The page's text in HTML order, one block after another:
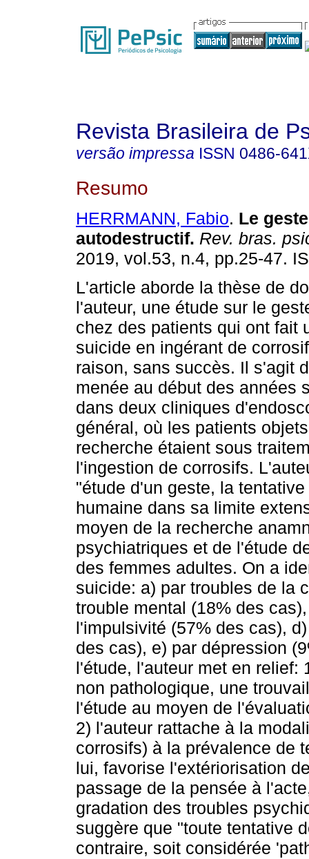
Revista Brasileira de
versão impressa ISSN 0486-
Resumo
HERRMANN, Fabio. Le geste
autodestructif. Rev. bras.
2019, vol.53, n.4, pp.25-47.
L'article aborde la thèse de
l'auteur, une étude sur le
chez des patients qui ont fait
suicide en ingérant de
raison, sans succès. Il s'agit
menée au début des années
dans deux cliniques
général, où les patients
recherche étaient sous
l'ingestion de corrosifs.
"étude d'un geste, la
humaine dans sa limite
moyen de la recherche
psychiatriques et de l'étude
des femmes adultes. On a
suicide: a) par troubles de la
trouble mental (18% des
l'impulsivité (57% des cas),
des cas), e) par dépression
l'étude, l'auteur met en relief:
non pathologique, une
l'étude au moyen de
2) l'auteur rattache à la
corrosifs) à la prévalence de
lui, favorise l'extériorisation
passage de la pensée à
gradation des troubles
suggère que "toute tentative
contraire, soit considérée